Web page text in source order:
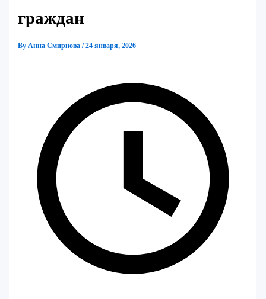
граждан
ByАнна Смирнова/24 января, 2026